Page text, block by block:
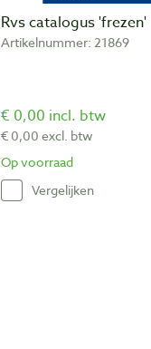
Rvs catalogus 'frezen'
Artikelnummer: 21869
€ 0,00 incl. btw
€ 0,00 excl. btw
Op voorraad
Vergelijken